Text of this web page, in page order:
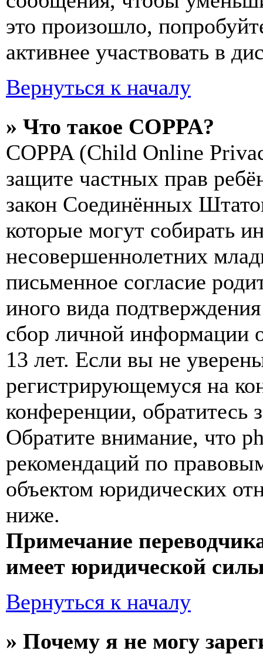
это произошло,
активнее участвовать в
Вернуться к началу
» Что такое COPPA?
COPPA (Child Online
защите частных прав
закон Соединённых
которые могут собирать
несовершеннолетних
письменное согласие
иного вида
сбор личной информации
13 лет. Если вы не
регистрирующемуся на
конференции, обратитесь
Обратите внимание, что
рекомендаций по
объектом юридических
ниже.
Примечание
имеет юридической
Вернуться к началу
» Почему я не могу